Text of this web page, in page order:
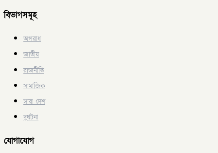
বিভাগসমূহ
অপরাধ
জাতীয়
রাজনীতি
সামাজিক
সারা দেশ
দুর্ঘটনা
যোগাযোগ